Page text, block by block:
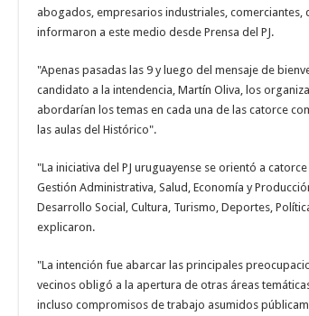
abogados, empresarios industriales,
informaron a este medio desde Prensa del PJ.
"Apenas pasadas las 9 y luego del mensaje de
candidato a la intendencia, Martín Oliva, los
abordarían los temas en cada una de las catorce
las aulas del Histórico".
"La iniciativa del PJ uruguayense se orientó a
Gestión Administrativa, Salud, Economía y
Desarrollo Social, Cultura, Turismo, Deportes,
explicaron.
"La intención fue abarcar las principales
vecinos obligó a la apertura de otras áreas
incluso compromisos de trabajo asumidos